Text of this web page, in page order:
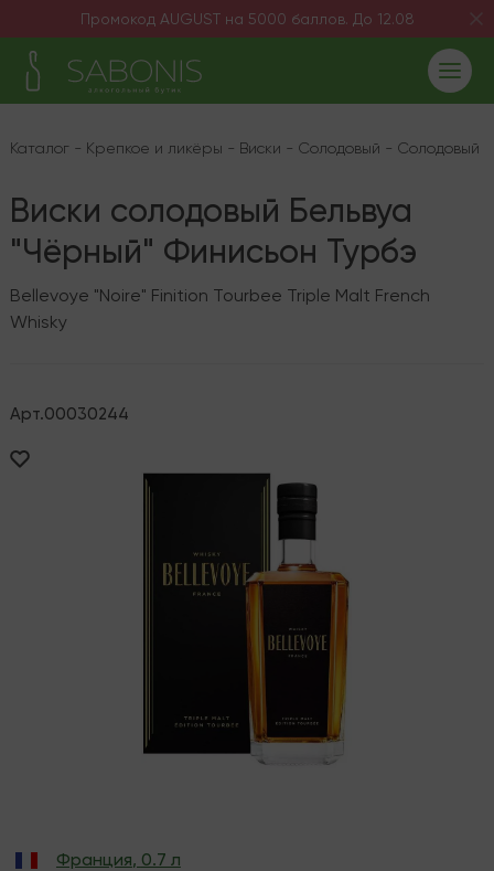
Промокод AUGUST на 5000 баллов. До 12.08
Каталог - Крепкое и ликёры - Виски - Солодовый - Солодовый
Виски солодовый Бельвуа
"Чёрный" Финисьон Турбэ
Bellevoye "Noire" Finition Tourbee Triple Malt French
Whisky
Арт.00030244
Франция, 0.7 л